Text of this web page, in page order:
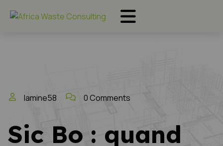
lamine58 0 Comments
Sic Bo : quand